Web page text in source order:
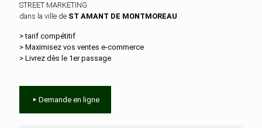
STREET MARKETING
dans la ville de ST AMANT DE MONTMOREAU
> tarif compétitif
> Maximisez vos ventes e‑commerce
> Livrez dès le 1er passage
Demande en ligne